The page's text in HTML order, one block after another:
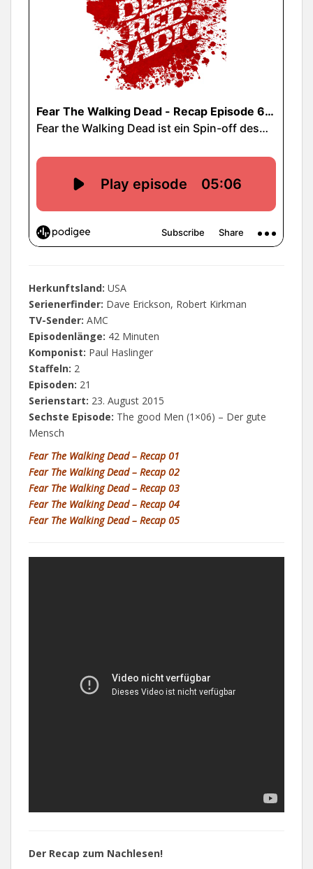
Herkunftsland: USA
Serienerfinder: Dave Erickson, Robert Kirkman
TV-Sender: AMC
Episodenlänge: 42 Minuten
Komponist: Paul Haslinger
Staffeln: 2
Episoden: 21
Serienstart: 23. August 2015
Sechste Episode: The good Men (1×06) – Der gute
Mensch
Fear The Walking Dead – Recap 01
Fear The Walking Dead – Recap 02
Fear The Walking Dead – Recap 03
Fear The Walking Dead – Recap 04
Fear The Walking Dead – Recap 05
Der Recap zum Nachlesen!